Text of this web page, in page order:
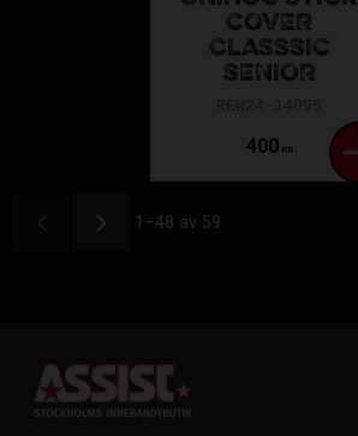
COVER
CLASSSIC
SENIOR
400KR
1–48 av 59